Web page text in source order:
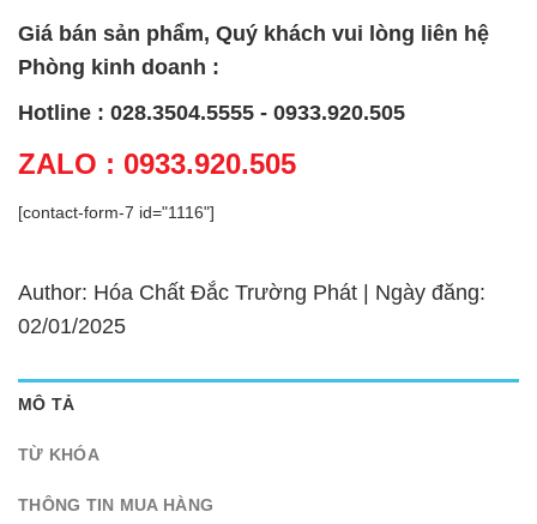
Giá bán sản phẩm, Quý khách vui lòng liên hệ
Phòng kinh doanh :
Hotline : 028.3504.5555 - 0933.920.505
ZALO : 0933.920.505
[contact-form-7 id="1116"]
Author: Hóa Chất Đắc Trường Phát | Ngày đăng:
02/01/2025
MÔ TẢ
TỪ KHÓA
THÔNG TIN MUA HÀNG